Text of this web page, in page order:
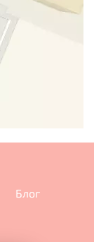
Блог